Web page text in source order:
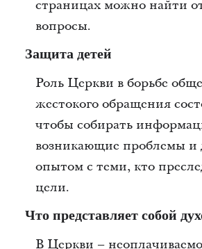
страницах можно найти
вопросы.
Защита детей
Роль Церкви в борьбе
жестокого обращения
чтобы собирать
возникающие проблемы и
опытом с теми, кто
цели.
Что представляет собой
В Церкви –